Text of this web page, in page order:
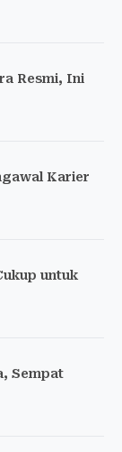
Resmi, Ini
Karier
untuk
Sempat